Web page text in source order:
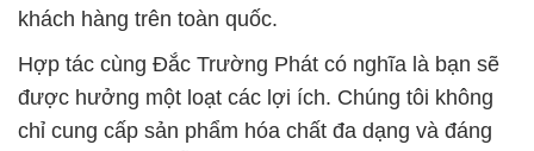
khách hàng trên toàn quốc.
Hợp tác cùng Đắc Trường Phát có nghĩa là bạn sẽ
được hưởng một loạt các lợi ích. Chúng tôi không
chỉ cung cấp sản phẩm hóa chất đa dạng và đáng